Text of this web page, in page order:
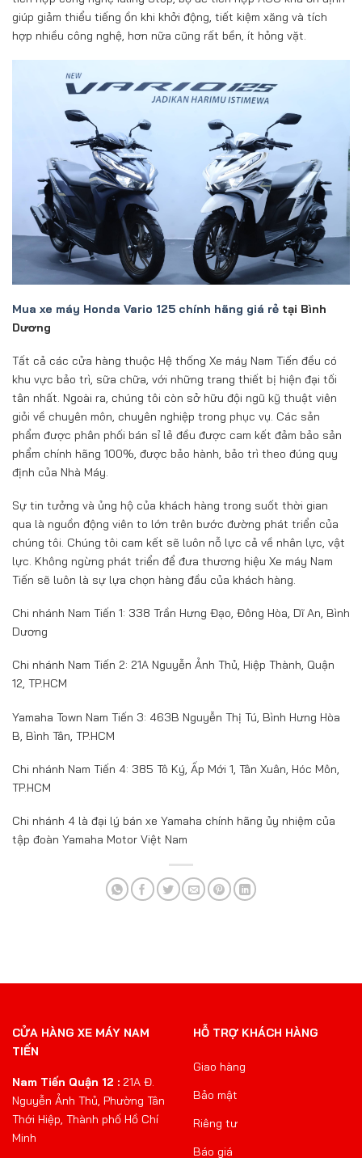
giúp giảm thiểu tiếng ồn khi khởi động, tiết kiệm xăng và tích
hợp nhiều công nghệ, hơn nữa cũng rất bền, ít hỏng vặt.
Mua xe máy Honda Vario 125 chính hãng giá rẻ tại Bình
Dương
Tất cả các cửa hàng thuộc Hệ thống Xe máy Nam Tiến đều có
khu vực bảo trì, sữa chữa, với những trang thiết bị hiện đại tối
tân nhất. Ngoài ra, chúng tôi còn sở hữu đội ngũ kỹ thuật viên
giỏi về chuyên môn, chuyên nghiệp trong phục vụ. Các sản
phẩm được phân phối bán sỉ lẻ đều được cam kết đảm bảo sản
phẩm chính hãng 100%, được bảo hành, bảo trì theo đúng quy
định của Nhà Máy.
Sự tin tưởng và ủng hộ của khách hàng trong suốt thời gian
qua là nguồn động viên to lớn trên bước đường phát triển của
chúng tôi. Chúng tôi cam kết sẽ luôn nỗ lực cả về nhân lực, vật
lực. Không ngừng phát triển để đưa thương hiệu Xe máy Nam
Tiến sẽ luôn là sự lựa chọn hàng đầu của khách hàng.
Chi nhánh Nam Tiến 1: 338 Trần Hưng Đạo, Đông Hòa, Dĩ An, Bình
Dương
Chi nhánh Nam Tiến 2: 21A Nguyễn Ảnh Thủ, Hiệp Thành, Quận
12, TP.HCM
Yamaha Town Nam Tiến 3: 463B Nguyễn Thị Tú, Bình Hưng Hòa
B, Bình Tân, TP.HCM
Chi nhánh Nam Tiến 4: 385 Tô Ký, Ấp Mới 1, Tân Xuân, Hóc Môn,
TP.HCM
Chi nhánh 4 là đại lý bán xe Yamaha chính hãng ủy nhiệm của
tập đoàn Yamaha Motor Việt Nam
CỬA HÀNG XE MÁY NAM
TIẾN
Nam Tiến Quận 12 : 21A Đ.
Nguyễn Ảnh Thủ, Phường Tân
Thới Hiệp, Thành phố Hồ Chí
Minh
HỖ TRỢ KHÁCH HÀNG
Giao hàng
Bảo mật
Riêng tư
Báo giá